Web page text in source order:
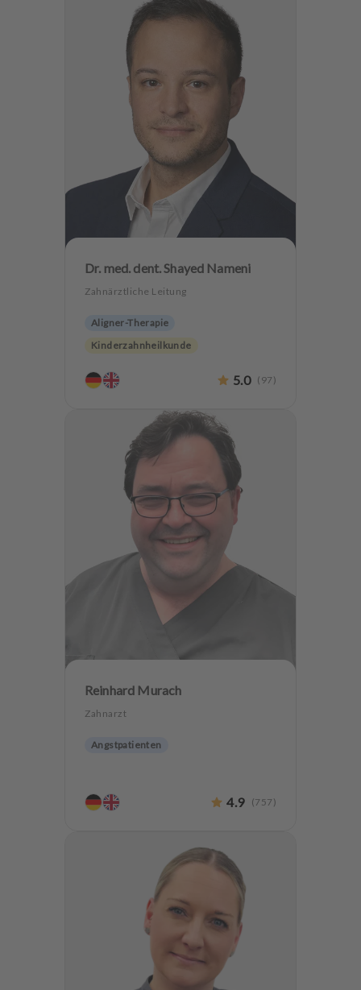
Dr. med. dent. Shayed Nameni
Zahnärztliche Leitung
Aligner-Therapie
Kinderzahnheilkunde
Ästhetische Zahnheilkunde
Hochwertiger Zahnersatz
Oralchirurgie
Implantologie
Alterszahnheilkunde
Zahnerhaltung
Angstpatienten
5.0 ( 97 )
Reinhard Murach
Zahnarzt
Angstpatienten
4.9 (757 )